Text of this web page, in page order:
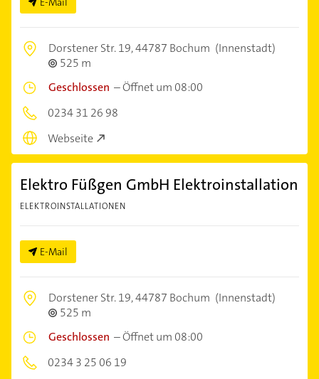
Dorstener Str. 19,44787 Bochum (Innenstadt)
525 m
Geschlossen –Öffnet um 08:00
0234 31 26 98
Webseite
Elektro Füßgen GmbH Elektroinstallation
ELEKTROINSTALLATIONEN
E-Mail
Dorstener Str. 19,44787 Bochum (Innenstadt)
525 m
Geschlossen –Öffnet um 08:00
0234 3 25 06 19